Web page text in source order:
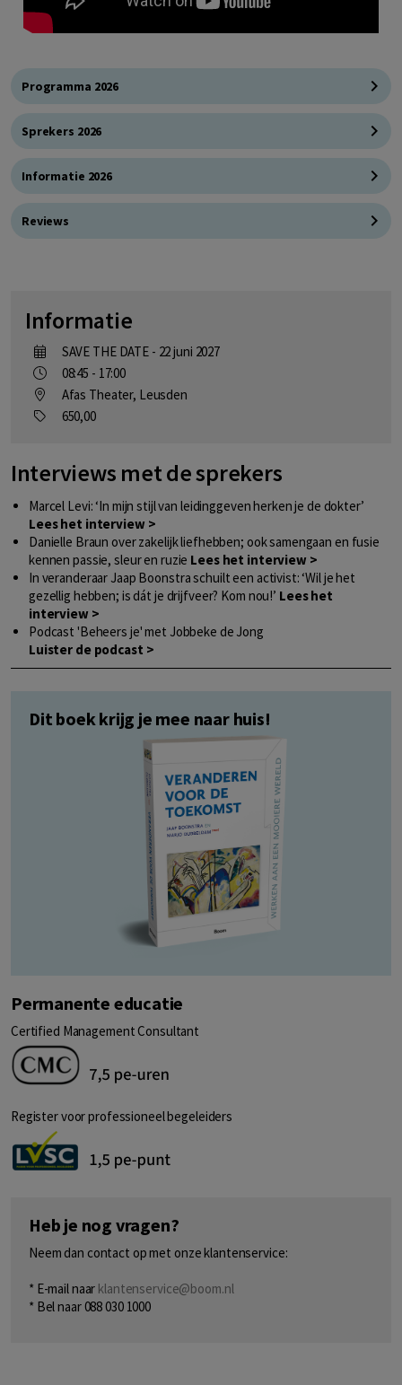
Programma 2026
Sprekers 2026
Informatie 2026
Reviews
Informatie
SAVE THE DATE - 22 juni 2027
08:45 - 17:00
Afas Theater, Leusden
650,00
Interviews met de sprekers
Marcel Levi: ‘In mijn stijl van leidinggeven herken je de dokter’
Lees het interview >
Danielle Braun over zakelijk liefhebben; ook samengaan en fusie
kennen passie, sleur en ruzie Lees het interview >
In veranderaar Jaap Boonstra schuilt een activist: ‘Wil je het
gezellig hebben; is dát je drijfveer? Kom nou!’ Lees het
interview >
Podcast 'Beheers je' met Jobbeke de Jong
Luister de podcast >
Dit boek krijg je mee naar huis!
Permanente educatie
Certified Management Consultant
Register voor professioneel begeleiders
Heb je nog vragen?
Neem dan contact op met onze klantenservice:
* E-mail naar klantenservice@boom.nl
* Bel naar 088 030 1000